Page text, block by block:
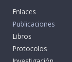
Enlaces
Publicaciones
Libros
Protocolos